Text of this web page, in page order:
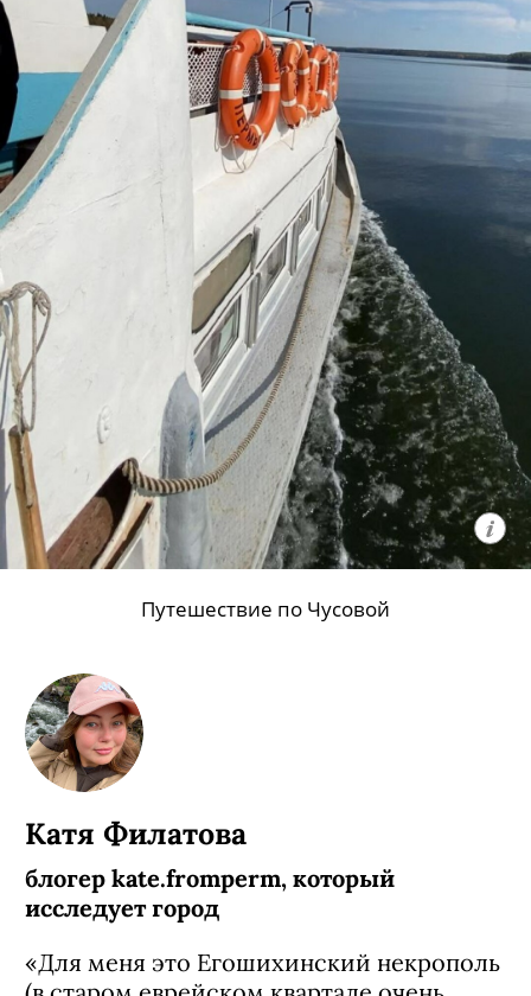
Катя Филатова
блогер kate.fromperm, который
исследует город